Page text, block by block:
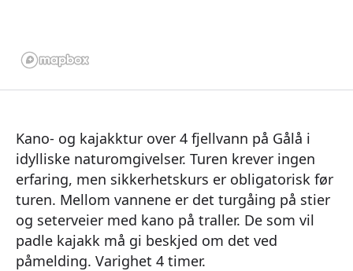
Kano- og kajakktur over 4 fjellvann på Gålå i
idylliske naturomgivelser. Turen krever ingen
erfaring, men sikkerhetskurs er obligatorisk før
turen. Mellom vannene er det turgåing på stier
og seterveier med kano på traller. De som vil
padle kajakk må gi beskjed om det ved
påmelding. Varighet 4 timer.